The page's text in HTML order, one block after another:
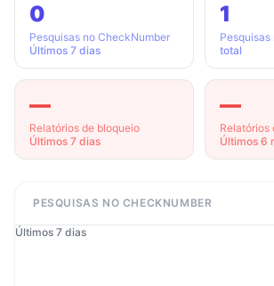
0
Pesquisas no CheckNumber
Últimos 7 dias
1
total
—
Relatórios de bloqueio
Últimos 7 dias
—
Relatórios
Últimos 6
PESQUISAS NO CHECKNUMBER
Últimos 7 dias